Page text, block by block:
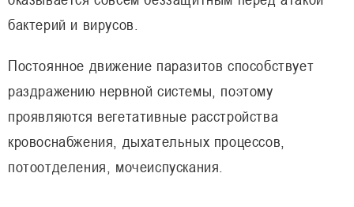
бактерий и вирусов.
Постоянное движение паразитов способствует
раздражению нервной системы, поэтому
проявляются вегетативные расстройства
кровоснабжения, дыхательных процессов,
потоотделения, мочеиспускания.